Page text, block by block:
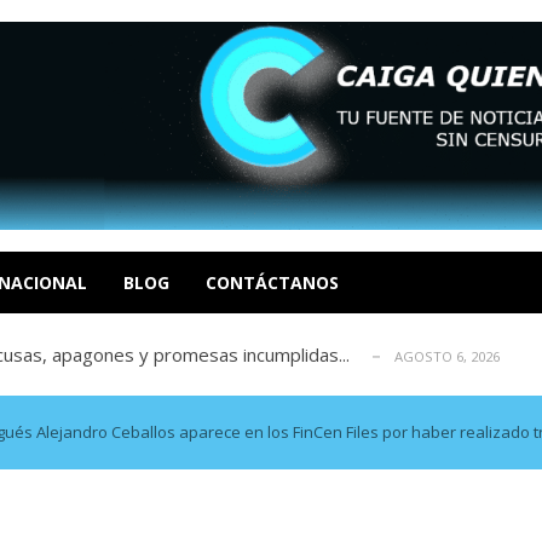
BLOG CONTÁCTANOS
de derechos humanos en el Minister... AGOSTO 6, 2026
un mercado impulsado por el auge de... AGOSTO 6, 2026
La Guaira que hasta ahora no había ...
Por Dayana Cristina Duzoglou L.
apagones y promesas incumplidas... AGOSTO 6, 2026
de derechos humanos en el Minister... AGOSTO 6, 2026
un mercado impulsado por el auge de... AGOSTO 6, 2026
en La Guaira que hasta ahora no había ... AGOSTO 6, 2026
Por Dayana Cristina Duzoglou L.
Alejandro Ceballos aparece en los FinCen Files por haber realizado